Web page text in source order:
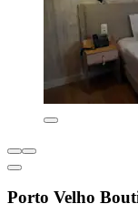
Porto Velho